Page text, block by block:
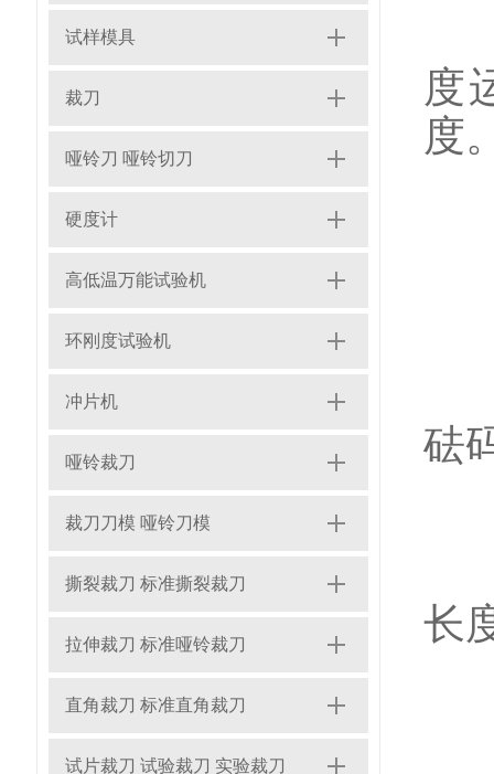
试样模具
裁刀
哑铃刀 哑铃切刀
硬度计
高低温万能试验机
环刚度试验机
冲片机
哑铃裁刀
裁刀刀模 哑铃刀模
撕裂裁刀 标准撕裂裁刀
拉伸裁刀 标准哑铃裁刀
直角裁刀 标准直角裁刀
试片裁刀 试验裁刀 实验裁刀
度
度
砝
长